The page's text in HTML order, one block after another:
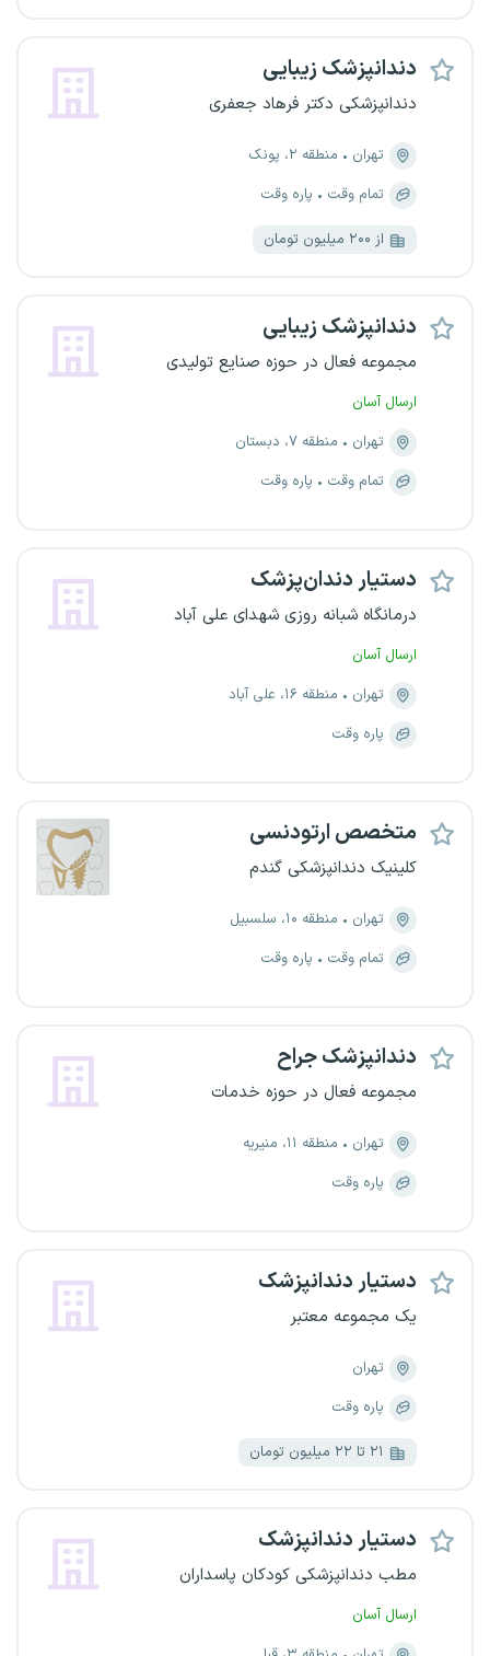
دندانپزشک زیبایی
دندانپزشکی دکتر فرهاد جعفری
تهران
منطقه ۲، پونک
تمام وقت
پاره وقت
از ۲۰۰ میلیون تومان
دندانپزشک زیبایی
مجموعه فعال در حوزه صنایع تولیدی
ارسال آسان
تهران
منطقه ۷، دبستان
تمام وقت
پاره وقت
دستیار دندان‌پزشک
درمانگاه شبانه روزی شهدای علی آباد
ارسال آسان
تهران
منطقه ۱۶، علی آباد
پاره وقت
متخصص ارتودنسی
کلینیک دندانپزشکی گندم
تهران
منطقه ۱۰، سلسبیل
تمام وقت
پاره وقت
دندانپزشک جراح
مجموعه فعال در حوزه خدمات
تهران
منطقه ۱۱، منیریه
پاره وقت
دستیار دندانپزشک
یک مجموعه معتبر
تهران
پاره وقت
۲۱ تا ۲۲ میلیون تومان
دستیار دندانپزشک
مطب دندانپزشکی کودکان پاسداران
ارسال آسان